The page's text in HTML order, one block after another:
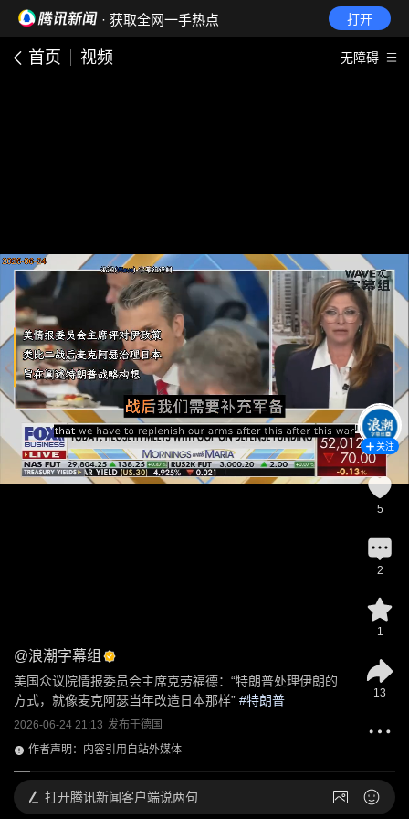
· 获取全网一手热点 打开
首页 视频 无障碍
@浪潮字幕组
美国众议院情报委员会主席克劳福德：“特朗普处理伊朗的
方式，就像麦克阿瑟当年改造日本那样” #特朗普
2026-06-24 21:13 发布于德国
作者声明：内容引用自站外媒体
关注
5
2
1
13
打开腾讯新闻客户端说两句